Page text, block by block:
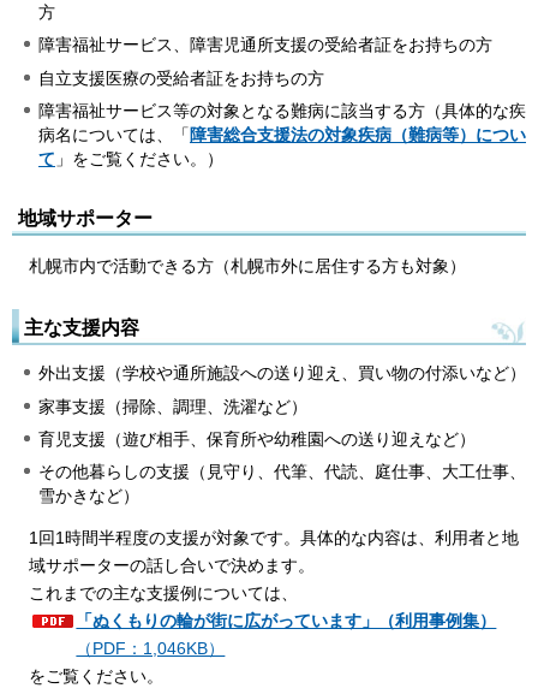
方
障害福祉サービス、障害児通所支援の受給者証をお持ちの方
自立支援医療の受給者証をお持ちの方
障害福祉サービス等の対象となる難病に該当する方（具体的な疾
病名については、「 障害総合支援法の対象疾病（難病等）につい
て 」をご覧ください。）
地域サポーター
札幌市内で活動できる方（札幌市外に居住する方も対象）
主な支援内容
外出支援（学校や通所施設への送り迎え、買い物の付添いなど）
家事支援（掃除、調理、洗濯など）
育児支援（遊び相手、保育所や幼稚園への送り迎えなど）
その他暮らしの支援（見守り、代筆、代読、庭仕事、大工仕事、
雪かきなど）
1回1時間半程度の支援が対象です。具体的な内容は、利用者と地
域サポーターの話し合いで決めます。
これまでの主な支援例については、
「ぬくもりの輪が街に広がっています」（利用事例集）
（PDF：1,046KB）
をご覧ください。